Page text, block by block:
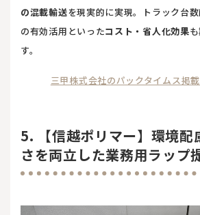
の混載輸送を現実的に実現。トラック台
の有効活用といったコスト・省人化効果
す。
三甲株式会社のパックタイムス掲
5. 【信越ポリマー】環境配
さを両立した業務用ラップ